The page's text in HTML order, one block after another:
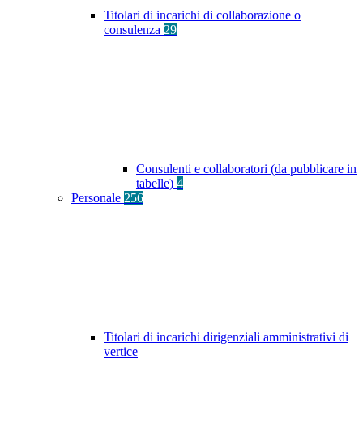
Titolari di incarichi di collaborazione o
consulenza 29
Consulenti e collaboratori (da pubblicare in
tabelle) 4
Personale 256
Titolari di incarichi dirigenziali amministrativi di
vertice